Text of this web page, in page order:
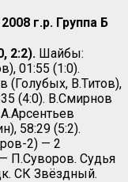
г.р. Группа Б
2:2). Шайбы:
01:55 (1:0).
(Голубых, В.Титов),
(4:0). В.Смирнов
58:29 (5:2).
2) — 2
П.Суворов. Судья
СК Звёздный.